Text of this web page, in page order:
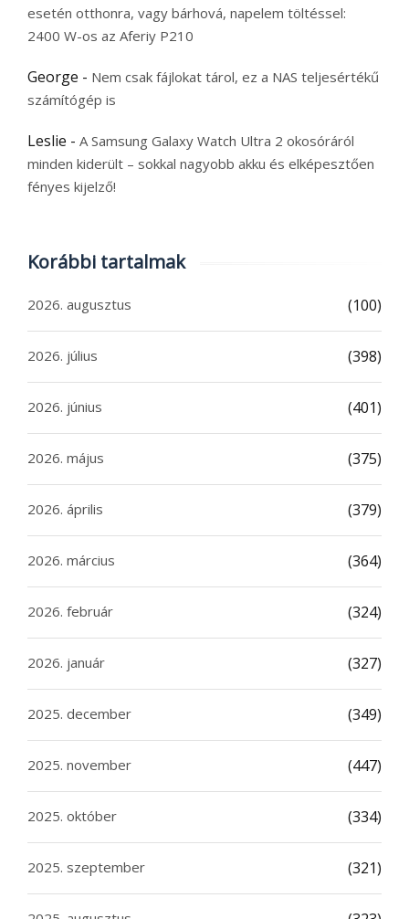
esetén otthonra, vagy bárhová, napelem töltéssel:
2400 W-os az Aferiy P210
George - Nem csak fájlokat tárol, ez a NAS teljesértékű
számítógép is
Leslie - A Samsung Galaxy Watch Ultra 2 okosóráról
minden kiderült – sokkal nagyobb akku és elképesztően
fényes kijelző!
Korábbi tartalmak
2026. augusztus (100)
2026. július (398)
2026. június (401)
2026. május (375)
2026. április (379)
2026. március (364)
2026. február (324)
2026. január (327)
2025. december (349)
2025. november (447)
2025. október (334)
2025. szeptember (321)